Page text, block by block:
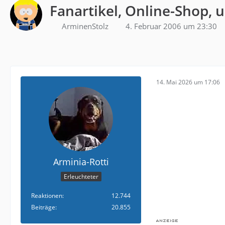
Fanartikel, Online-Shop,
ArminenStolz 4. Februar 2006 um 23:30
Arminia-Rotti
Erleuchteter
Reaktionen
12.744
Beiträge
20.855
14. Mai 2026 um 17:06